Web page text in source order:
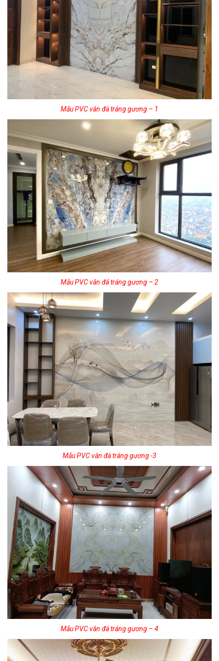
Mẫu PVC vân đá tráng gương – 1
Mẫu PVC vân đá tráng gương – 2
Mẫu PVC vân đá tráng gương -3
Mẫu PVC vân đá tráng gương – 4